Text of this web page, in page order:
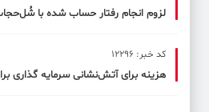
لزوم انجام رفتار حساب شده با
کد خبر: 12296
هزینه برای آتش‌نشانی سرمایه گذاری